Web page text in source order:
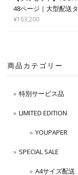
48ページ｜大型配送
¥163,200
商品カテゴリー
特別サービス品
LIMITED EDITION
YOUPAPER
SPECIAL SALE
A4サイズ配送